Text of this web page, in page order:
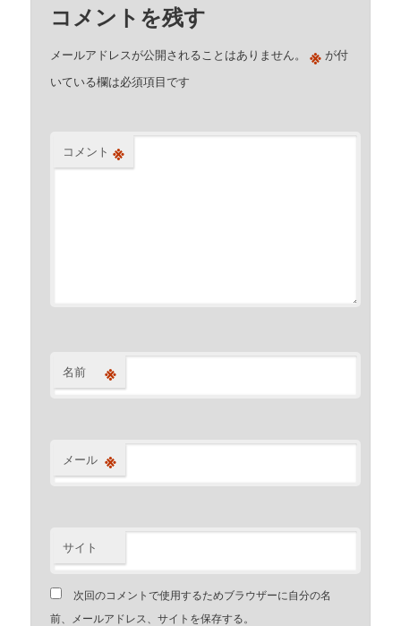
コメントを残す
メールアドレスが公開されることはありません。 ※ が付
いている欄は必須項目です
コメント ※
名前 ※
メール ※
サイト
次回のコメントで使用するためブラウザーに自分の名
前、メールアドレス、サイトを保存する。